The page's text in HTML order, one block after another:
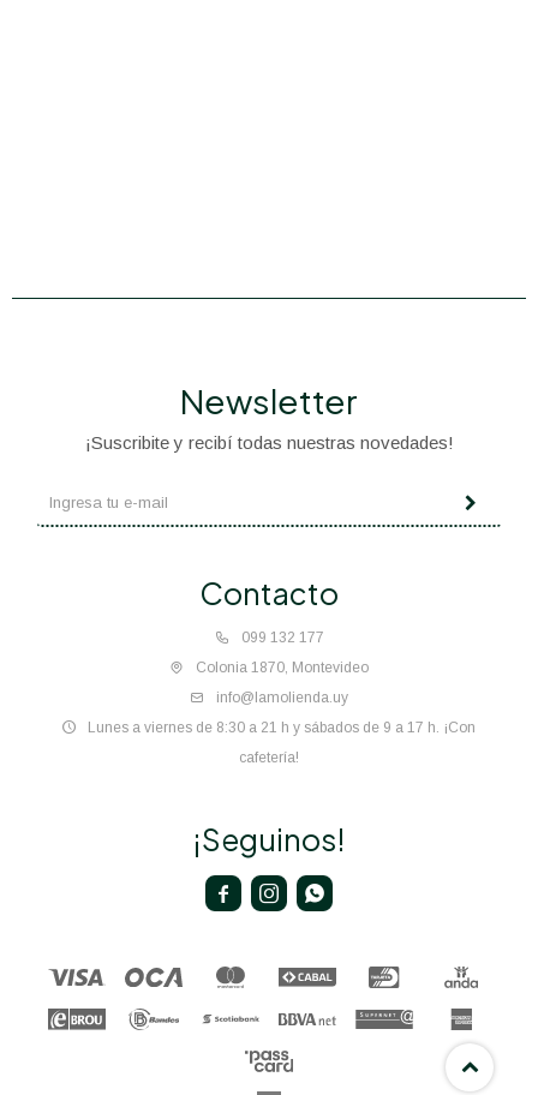
Contacto
099 132 177
Colonia 1870, Montevideo
info@lamolienda.uy
Lunes a viernes de 8:30 a 21 h y sábados de 9 a 17 h. ¡Con
cafetería!
Newsletter
¡Suscribite y recibí todas nuestras novedades!
¡Seguinos!
  